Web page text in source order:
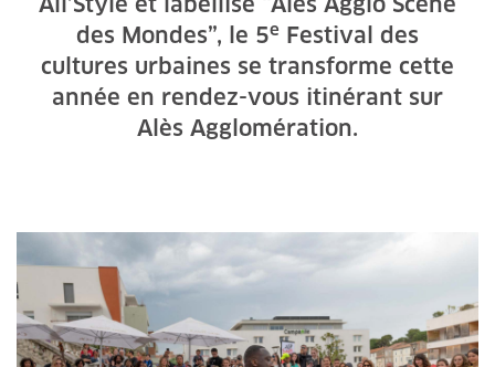
des Mondes”, le 5e Festival des
cultures urbaines se transforme cette
année en rendez-vous itinérant sur
Alès Agglomération.